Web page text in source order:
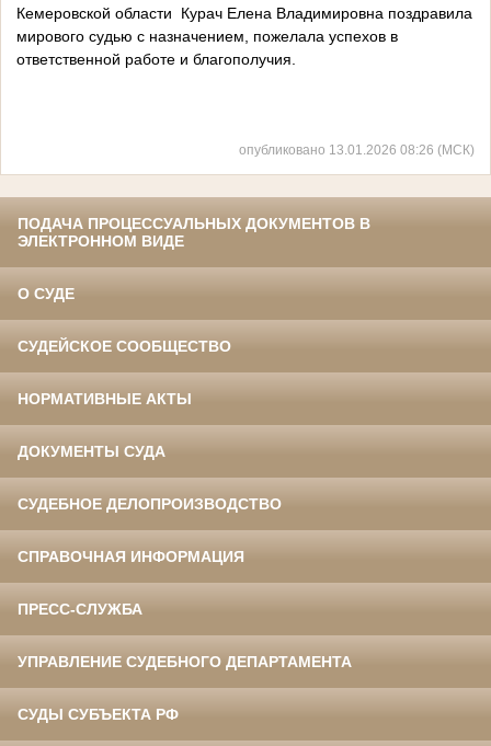
Кемеровской области Курач Елена Владимировна поздравила
мирового судью с назначением, пожелала успехов в
ответственной работе и благополучия.
опубликовано 13.01.2026 08:26 (МСК)
ПОДАЧА ПРОЦЕССУАЛЬНЫХ ДОКУМЕНТОВ В
ЭЛЕКТРОННОМ ВИДЕ
О СУДЕ
СУДЕЙСКОЕ СООБЩЕСТВО
НОРМАТИВНЫЕ АКТЫ
ДОКУМЕНТЫ СУДА
СУДЕБНОЕ ДЕЛОПРОИЗВОДСТВО
СПРАВОЧНАЯ ИНФОРМАЦИЯ
ПРЕСС-СЛУЖБА
УПРАВЛЕНИЕ СУДЕБНОГО ДЕПАРТАМЕНТА
СУДЫ СУБЪЕКТА РФ